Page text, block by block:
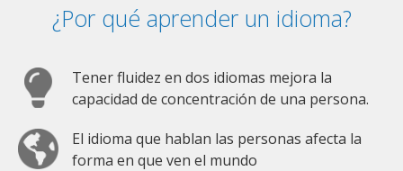
¿Por qué aprender un idioma?
Tener fluidez en dos idiomas mejora la
capacidad de concentración de una persona.
El idioma que hablan las personas afecta la
forma en que ven el mundo